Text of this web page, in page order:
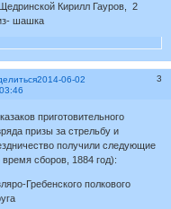
Кирилл Гауров, 2
шашка
3
2014-06-02
приготовительного
призы за стрельбу и
получили следующие
время сборов, 1884 год):
Гребенского полкового